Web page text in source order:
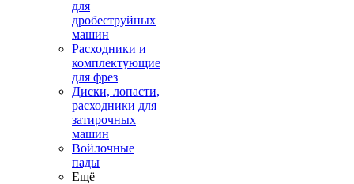
для
дробеструйных
машин
Расходники и
комплектующие
для фрез
Диски, лопасти,
расходники для
затирочных
машин
Войлочные
пады
Ещё